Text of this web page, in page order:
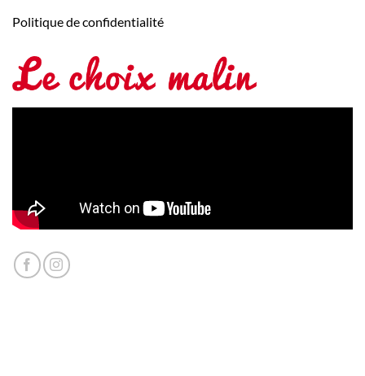
Politique de confidentialité